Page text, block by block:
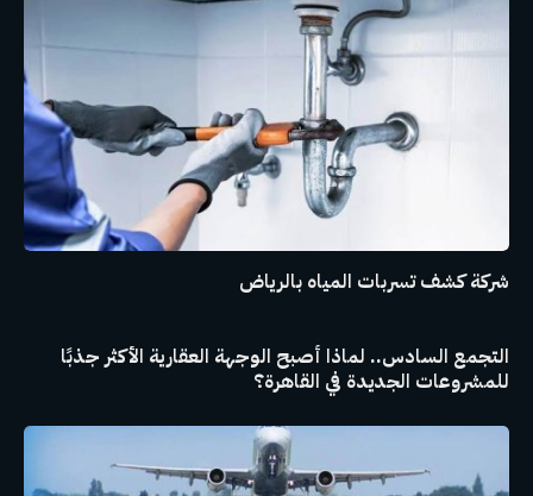
شركة كشف تسربات المياه بالرياض
التجمع السادس.. لماذا أصبح الوجهة العقارية الأكثر جذبًا
للمشروعات الجديدة في القاهرة؟